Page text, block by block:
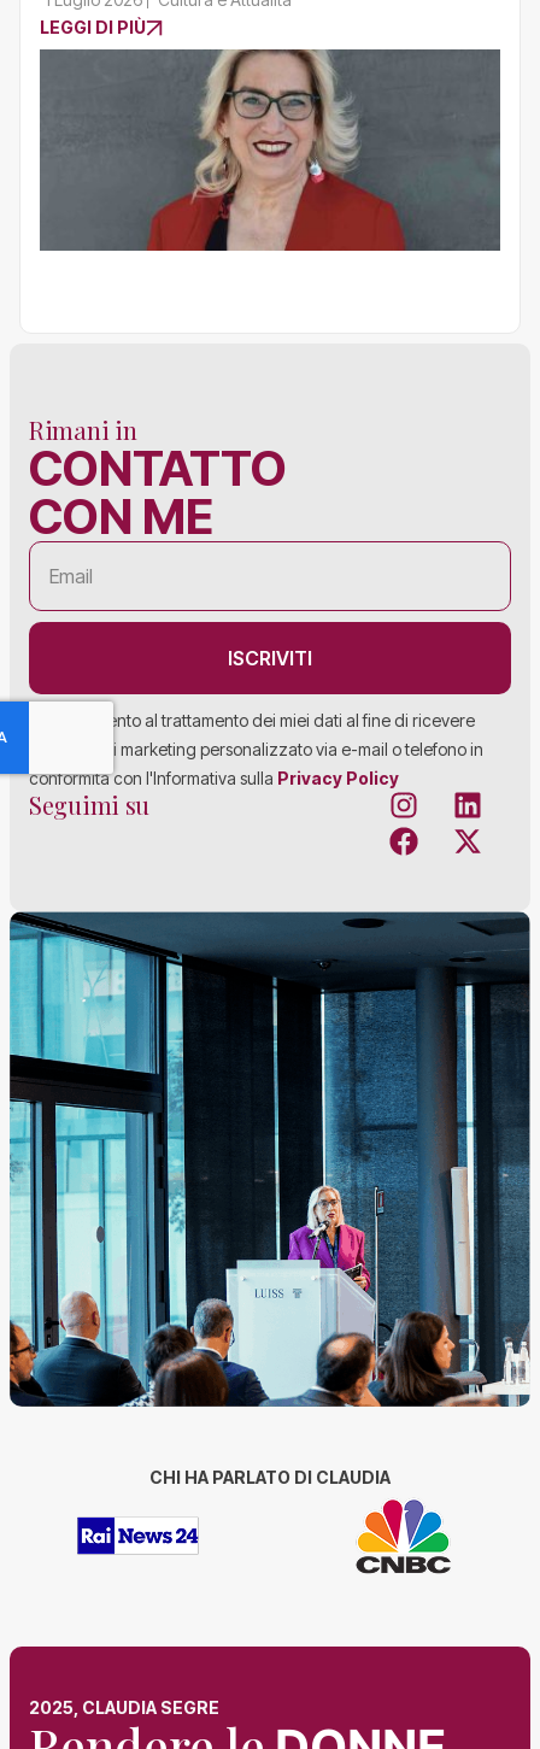
LEGGI DI PIÙ
Rimani in
CONTATTO
CON ME
Acconsento al trattamento dei miei dati al fine di ricevere
materiale di marketing personalizzato via e-mail o telefono in
conformità con l'Informativa sulla Privacy Policy
ISCRIVITI
Seguimi su
CHI HA PARLATO DI CLAUDIA
2025, CLAUDIA SEGRE